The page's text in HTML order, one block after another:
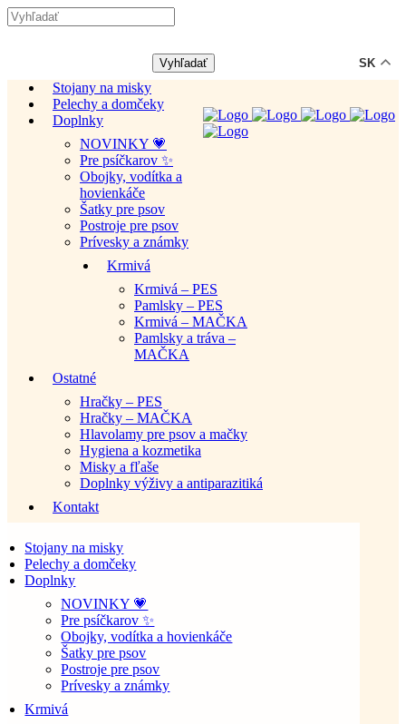
Stojany na misky
Pelechy a domčeky
Doplnky
NOVINKY 💗
Pre psíčkarov ✨
Obojky, vodítka a
hovienkáče
Šatky pre psov
Postroje pre psov
Prívesky a známky
Krmivá
Krmivá – PES
Pamlsky – PES
Krmivá – MAČKA
Pamlsky a tráva –
MAČKA
Ostatné
Hračky – PES
Hračky – MAČKA
Hlavolamy pre psov a mačky
Hygiena a kozmetika
Misky a fľaše
Doplnky výživy a antiparazitiká
Kontakt
Stojany na misky
Pelechy a domčeky
Doplnky
NOVINKY 💗
Pre psíčkarov ✨
Obojky, vodítka a hovienkáče
Šatky pre psov
Postroje pre psov
Prívesky a známky
Krmivá
SK
-12% ZĽAVA s kódom "LETO12" ☀️